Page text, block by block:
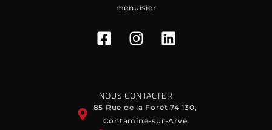
menuisier
NOUS CONTACTER
85 Rue de la Forêt 74 130,
Contamine-sur-Arve